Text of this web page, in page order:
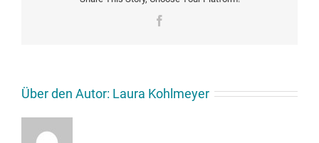
Über den Autor: Laura Kohlmeyer